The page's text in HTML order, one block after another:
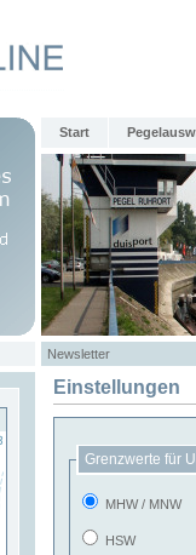
Start
Newsletter
Einstellungen
Grenzwerte für
MHW / MNW
HSW